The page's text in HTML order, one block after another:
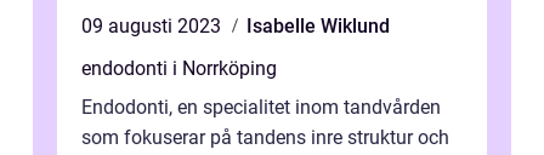
09 augusti 2023
Isabelle Wiklund
endodonti i Norrköping
Endodonti, en specialitet inom tandvården
som fokuserar på tandens inre struktur och